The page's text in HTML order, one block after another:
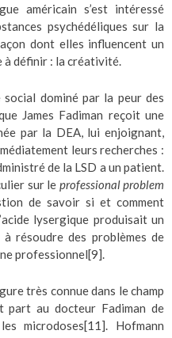
américain s’est intéressé
psychédéliques sur la
dont elles influencent un
définir : la créativité.
dominé par la peur des
James Fadiman reçoit une
par la DEA, lui enjoignant,
leurs recherches :
de la LSD a un patient.
sur le professional problem
de savoir si et comment
lysergique produisait un
résoudre des problèmes de
professionnel[9].
très connue dans le champ
part au docteur Fadiman de
microdoses[11]. Hofmann